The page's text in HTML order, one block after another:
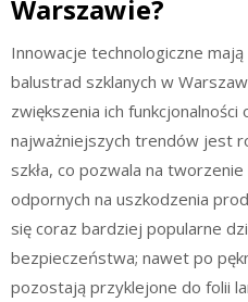
Warszawie?
Innowacje technologiczne
balustrad szklanych w
zwiększenia ich
najważniejszych trendów jest
szkła, co pozwala na
odpornych na uszkodzenia
się coraz bardziej popularne
bezpieczeństwa; nawet po
pozostają przyklejone do folii